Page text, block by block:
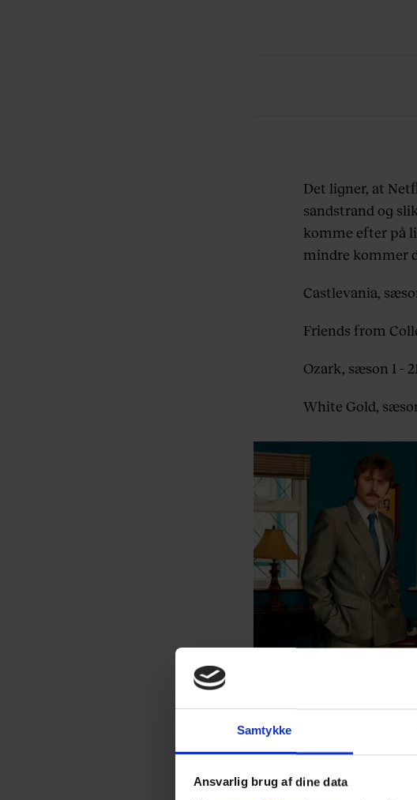
Samtykke
Ansvarlig brug af dine data
Det ligner, at
sandstrand og
komme efter på
mindre kommer
Castlevania,
Friends from
Ozark, sæson 1 -
White Gold,